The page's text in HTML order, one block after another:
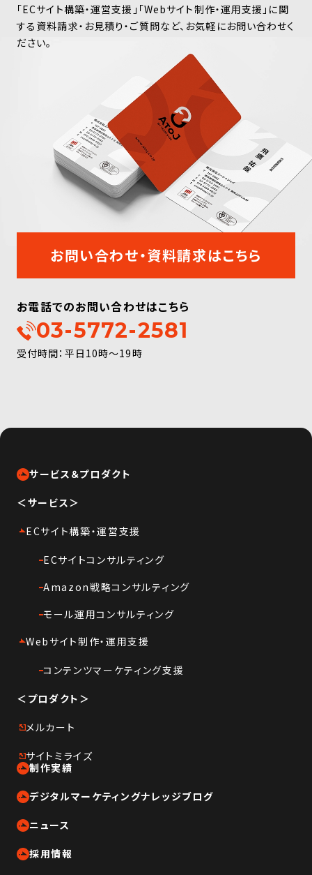
「ECサイト構築・運営支援」「Webサイト制作・運用支援」に関
する 資料請求・お見積り・ご質問など、お気軽にお問い合わせく
ださい。
お問い合わせ・資料請求はこちら
お電話でのお問い合わせはこちら
03-5772-2581
受付時間：平日10時〜19時
サービス＆プロダクト
＜サービス＞
ECサイト構築・運営支援
ECサイトコンサルティング
Amazon戦略コンサルティング
モール運用コンサルティング
Webサイト制作・運用支援
コンテンツマーケティング支援
＜プロダクト＞
メルカート
サイトミライズ
制作実績
デジタルマーケティングナレッジブログ
ニュース
採用情報